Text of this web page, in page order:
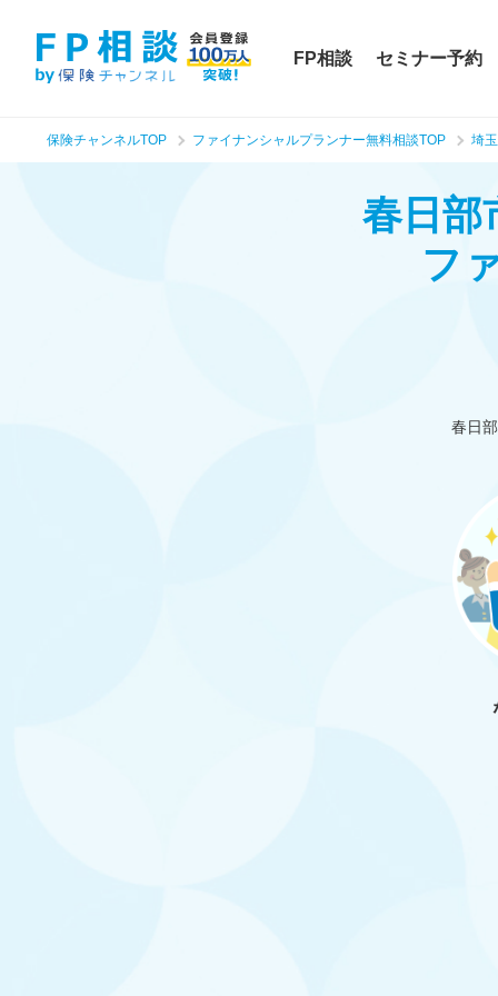
FP相談 セミナー予約
保険チャンネルTOP ファイナンシャルプランナー無料相談TOP 埼
春日部
フ
春日